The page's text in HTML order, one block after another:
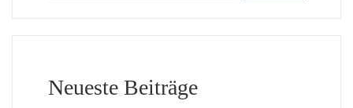
Neueste Beiträge